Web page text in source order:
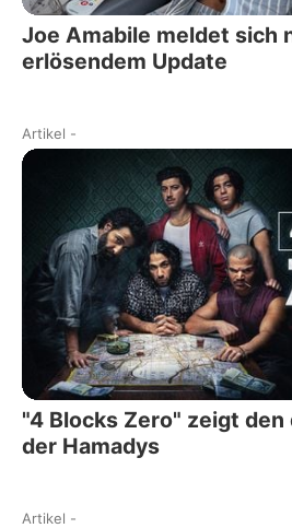
Joe Amabile meldet sich
erlösendem Update
Artikel -
"4 Blocks Zero" zeigt
der Hamadys
Artikel -